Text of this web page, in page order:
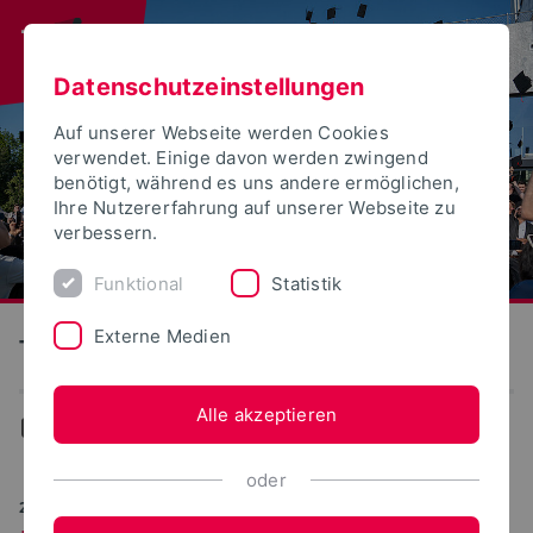
Technische Hochschule Ostwestfalen-Lippe
27.04.2026
Datenschutzeinstellungen
Auf unserer Webseite werden Cookies
verwendet. Einige davon werden zwingend
benötigt, während es uns andere ermöglichen,
Ihre Nutzererfahrung auf unserer Webseite zu
verbessern.
Funktional Statistik
Externe Medien
Alle akzeptieren
oder